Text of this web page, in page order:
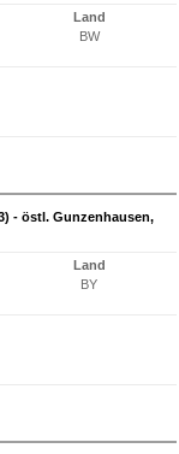
Land
BW
- östl. Gunzenhausen,
Land
BY